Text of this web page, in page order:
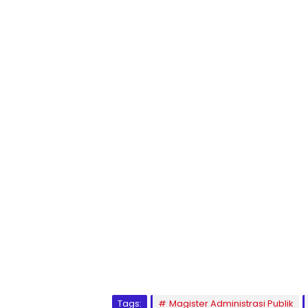
Tags: Magister Administrasi Publik